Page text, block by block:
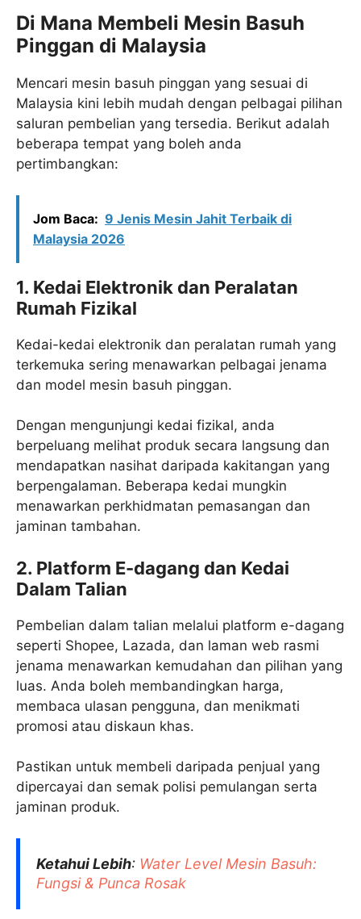
Di Mana Membeli Mesin Basuh
Pinggan di Malaysia
Mencari mesin basuh pinggan yang sesuai di
Malaysia kini lebih mudah dengan pelbagai pilihan
saluran pembelian yang tersedia. Berikut adalah
beberapa tempat yang boleh anda
pertimbangkan:​
Jom Baca: 9 Jenis Mesin Jahit Terbaik di
Malaysia 2026
1. Kedai Elektronik dan Peralatan
Rumah Fizikal
Kedai-kedai elektronik dan peralatan rumah yang
terkemuka sering menawarkan pelbagai jenama
dan model mesin basuh pinggan.
Dengan mengunjungi kedai fizikal, anda
berpeluang melihat produk secara langsung dan
mendapatkan nasihat daripada kakitangan yang
berpengalaman. Beberapa kedai mungkin
menawarkan perkhidmatan pemasangan dan
jaminan tambahan.​
2. Platform E-dagang dan Kedai
Dalam Talian
Pembelian dalam talian melalui platform e-dagang
seperti Shopee, Lazada, dan laman web rasmi
jenama menawarkan kemudahan dan pilihan yang
luas. Anda boleh membandingkan harga,
membaca ulasan pengguna, dan menikmati
promosi atau diskaun khas.
Pastikan untuk membeli daripada penjual yang
dipercayai dan semak polisi pemulangan serta
jaminan produk.​
Ketahui Lebih: Water Level Mesin Basuh​:
Fungsi & Punca Rosak